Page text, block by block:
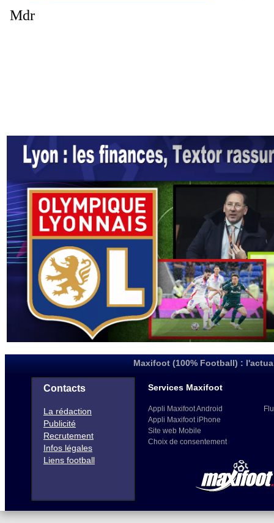
Maxifoot (100% Football) :
Contacts
La rédaction
Publicité
Recrutement
Infos légales
Liens football
Services Maxifoot
Appli Maxifoot Android
Appli Maxifoot iPhone
Site web Mobile
Choix de consentement